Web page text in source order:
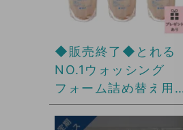
◆販売終了◆とれる
NO.1ウォッシング
フォーム詰め替え用
ストックセット